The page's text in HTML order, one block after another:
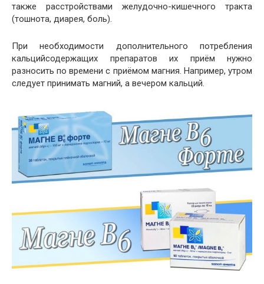
также расстройствами желудочно-кишечного тракта
(тошнота, диарея, боль).
При необходимости дополнительного потребления
кальцийсодержащих препаратов их приём нужно
разносить по времени с приёмом магния. Например, утром
следует принимать магний, а вечером кальций.